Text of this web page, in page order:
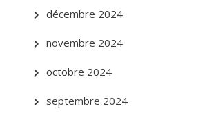
décembre 2024
novembre 2024
octobre 2024
septembre 2024